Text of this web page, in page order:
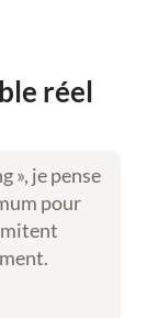
réel
», je pense
pour